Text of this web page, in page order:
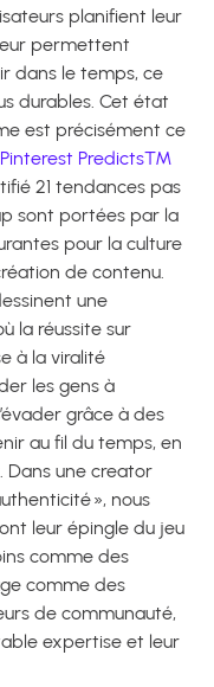
planifient leur
permettent
dans le temps, ce
durables. Cet état
est précisément ce
Predicts™
21 tendances pas
sont portées par la
pour la culture
de contenu.
une
la réussite sur
à la viralité
les gens à
grâce à des
au fil du temps, en
Dans une creator
», nous
leur épingle du jeu
comme des
comme des
de communauté,
expertise et leur